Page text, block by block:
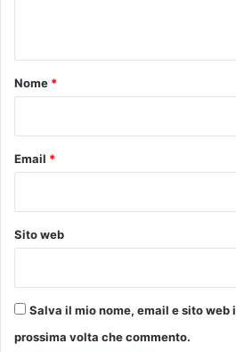
p
e
r
c
r
s
i
t
i
p
a
o
Nome *
Email *
Sito web
Salva il mio nome, email e sito web
prossima volta che commento.